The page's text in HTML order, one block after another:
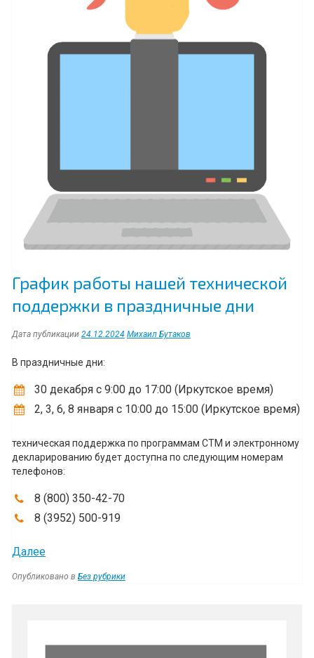
России
График работы нашей технической
поддержки в праздничные дни
Дата публикации 24.12.2024 Михаил Бутаков
В праздничные дни:
30 декабря с 9:00 до 17:00 (Иркутское время)
2, 3, 6, 8 января с 10:00 до 15:00 (Иркутское время)
техническая поддержка по программам СТМ и электронному
декларированию будет доступна по следующим номерам
телефонов:
8 (800) 350-42-70
8 (3952) 500-919
Далее“График
нашей
дни”
Опубликовано в Без рубрики